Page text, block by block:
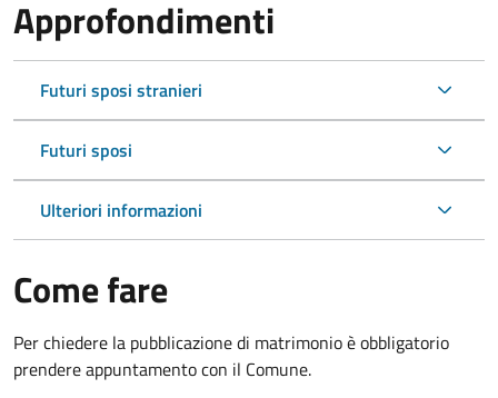
Approfondimenti
Futuri sposi stranieri
Futuri sposi
Ulteriori informazioni
Come fare
Per chiedere la pubblicazione di matrimonio è obbligatorio
prendere appuntamento con il Comune.